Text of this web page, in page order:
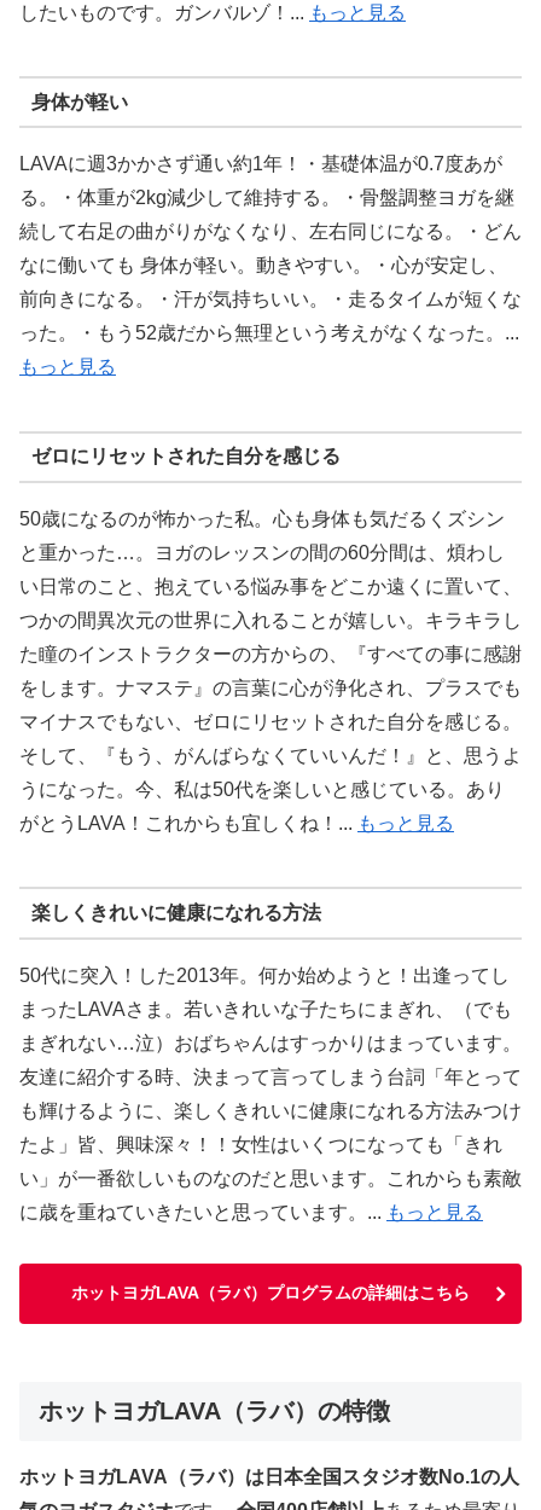
したいものです。ガンバルゾ！... もっと見る
身体が軽い
LAVAに週3かかさず通い約1年！・基礎体温が0.7度あが
る。・体重が2kg減少して維持する。・骨盤調整ヨガを継
続して右足の曲がりがなくなり、左右同じになる。・どん
なに働いても 身体が軽い。動きやすい。・心が安定し、
前向きになる。・汗が気持ちいい。・走るタイムが短くな
った。・もう52歳だから無理という考えがなくなった。...
もっと見る
ゼロにリセットされた自分を感じる
50歳になるのが怖かった私。心も身体も気だるくズシン
と重かった…。ヨガのレッスンの間の60分間は、煩わし
い日常のこと、抱えている悩み事をどこか遠くに置いて、
つかの間異次元の世界に入れることが嬉しい。キラキラし
た瞳のインストラクターの方からの、『すべての事に感謝
をします。ナマステ』の言葉に心が浄化され、プラスでも
マイナスでもない、ゼロにリセットされた自分を感じる。
そして、『もう、がんばらなくていいんだ！』と、思うよ
うになった。今、私は50代を楽しいと感じている。あり
がとうLAVA！これからも宜しくね！... もっと見る
楽しくきれいに健康になれる方法
50代に突入！した2013年。何か始めようと！出逢ってし
まったLAVAさま。若いきれいな子たちにまぎれ、（でも
まぎれない…泣）おばちゃんはすっかりはまっています。
友達に紹介する時、決まって言ってしまう台詞「年とって
も輝けるように、楽しくきれいに健康になれる方法みつけ
たよ」皆、興味深々！！女性はいくつになっても「きれ
い」が一番欲しいものなのだと思います。これからも素敵
に歳を重ねていきたいと思っています。... もっと見る
ホットヨガLAVA（ラバ）プログラムの詳細はこちら
ホットヨガLAVA（ラバ）の特徴
ホットヨガLAVA（ラバ）は日本全国スタジオ数No.1の人